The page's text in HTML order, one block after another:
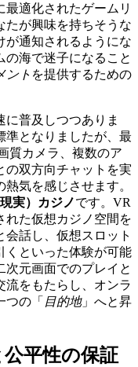
適化されたゲームリ
たが興味を持ちそうな
が通知されるようにな
の海で迷子になること
ント を提供するための
に普及しつつありま
準となりましたが、最
質カメラ、複数のア
の双方向チャットを実
気を感じさせます。
実）カジノです。VR
れた仮想カジノ空間を
話し、仮想スロット
くといった体験が可能
次元画面でのプレイと
流をもたらし、オンラ
の「 目的地」へと昇
平性の保証